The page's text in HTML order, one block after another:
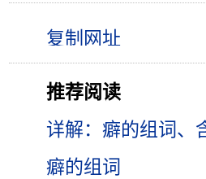
推荐阅读
详解：癖的组词、
癖的组词